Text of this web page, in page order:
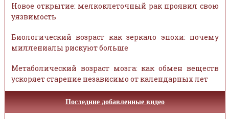
Новое открытие: мелкоклеточный рак проявил свою
уязвимость
Биологический возраст как зеркало эпохи: почему
миллениалы рискуют больше
Метаболический возраст мозга: как обмен веществ
ускоряет старение независимо от календарных лет
Последние добавленные видео